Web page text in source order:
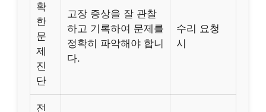
확
한
문
제
진
단
고장 증상을 잘 관찰
하고 기록하여 문제를
정확히 파악해야 합니
다.
수리 요청
시
전